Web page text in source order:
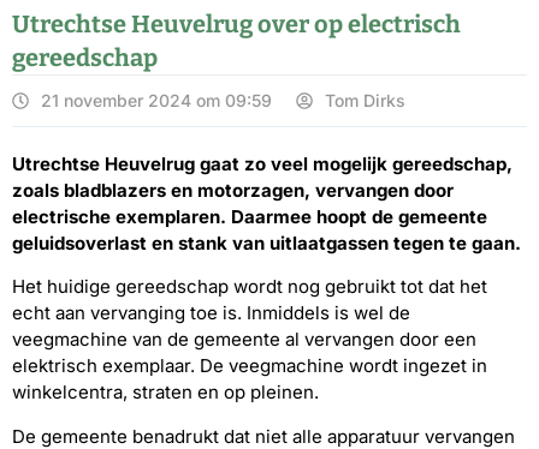
Utrechtse Heuvelrug over op electrisch
gereedschap
21 november 2024 om 09:59 Tom Dirks
Utrechtse Heuvelrug gaat zo veel mogelijk gereedschap,
zoals bladblazers en motorzagen, vervangen door
electrische exemplaren. Daarmee hoopt de gemeente
geluidsoverlast en stank van uitlaatgassen tegen te gaan.
Het huidige gereedschap wordt nog gebruikt tot dat het
echt aan vervanging toe is. Inmiddels is wel de
veegmachine van de gemeente al vervangen door een
elektrisch exemplaar. De veegmachine wordt ingezet in
winkelcentra, straten en op pleinen.
De gemeente benadrukt dat niet alle apparatuur vervangen